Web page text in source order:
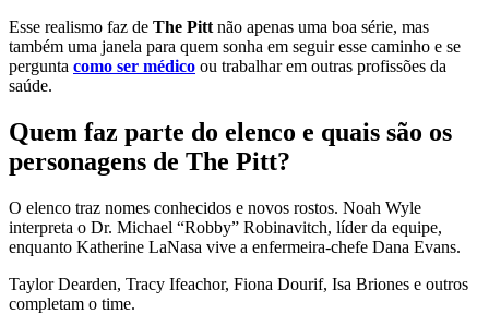
Esse realismo faz de The Pitt não apenas uma boa série, mas
também uma janela para quem sonha em seguir esse caminho e se
pergunta como ser médico ou trabalhar em outras profissões da
saúde.
Quem faz parte do elenco e quais são os
personagens de The Pitt?
O elenco traz nomes conhecidos e novos rostos. Noah Wyle
interpreta o Dr. Michael “Robby” Robinavitch, líder da equipe,
enquanto Katherine LaNasa vive a enfermeira-chefe Dana Evans.
Taylor Dearden, Tracy Ifeachor, Fiona Dourif, Isa Briones e outros
completam o time.